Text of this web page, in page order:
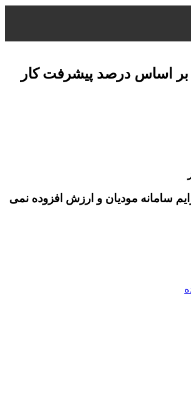
بر اساس درصد پیشرفت کار
سامانه مودیان و ارزش افزوده نمی